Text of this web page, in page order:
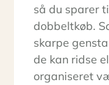
så du sparer
dobbeltkøb.
skarpe
de kan ridse
organiseret